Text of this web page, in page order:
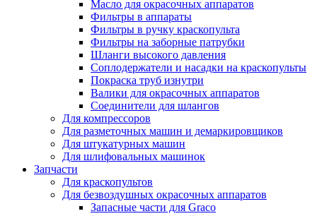
Масло для окрасочных аппаратов
Фильтры в аппараты
Фильтры в ручку краскопульта
Фильтры на заборные патрубки
Шланги высокого давления
Соплодержатели и насадки на краскопульты
Покраска труб изнутри
Валики для окрасочных аппаратов
Соединители для шлангов
Для компрессоров
Для разметочных машин и демаркировщиков
Для штукатурных машин
Для шлифовальных машинок
Запчасти
Для краскопультов
Для безвоздушных окрасочных аппаратов
Запасные части для Graco